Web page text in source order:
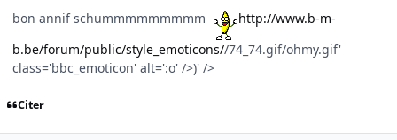
bon annif schummmmmmmmm
http://www.b-m-
b.be/forum/public/style_emoticons//74_74.gif/ohmy.gif'
class='bbc_emoticon' alt=':o' />)' />
Citer